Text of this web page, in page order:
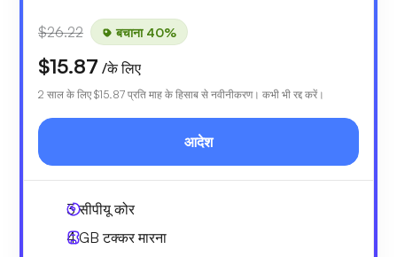
$26.22 बचाना 40%
$15.87 /के लिए
2 साल के लिए $15.87 प्रति माह के हिसाब से नवीनीकरण। कभी भी रद्द करें।
आदेश
3सीपीयू कोर
4 GB टक्कर मारना